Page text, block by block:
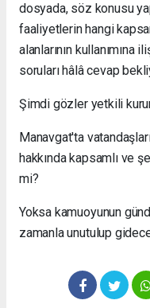
dosyada, söz konusu
faaliyetlerin hangi
alanlarının kullanımına
soruları hâlâ cevap
Şimdi gözler yetkili
Manavgat'ta
hakkında kapsamlı ve
mi?
Yoksa kamuoyunun
zamanla unutulup